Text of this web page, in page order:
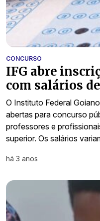
CONCURSO
IFG abre
com salários
O Instituto Federal
abertas para concurso
professores e
superior. Os salários
há 3 anos